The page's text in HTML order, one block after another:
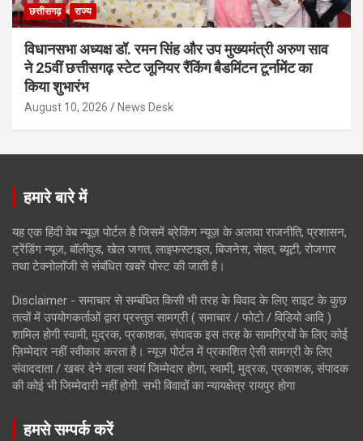
छत्तीसगढ़ राज्य
विधानसभा अध्यक्ष डॉ. रमन सिंह और उप मुख्यमंत्री अरुण साव
ने 25वीं छत्तीसगढ़ स्टेट जूनियर रैंकिंग बैडमिंटन टूर्नामेंट का
किया शुभारंभ
August 10, 2026 News Desk
हमारे बारे में
यह एक हिंदी वेब न्यूज़ पोर्टल है जिसमें ब्रेकिंग न्यूज़ के अलावा राजनीति, प्रशासन,
ट्रेंडिंग न्यूज, बॉलीवुड, खेल जगत, लाइफस्टाइल, बिजनेस, सेहत, ब्यूटी, रोजगार
तथा टेक्नोलॉजी से संबंधित खबरें पोस्ट की जाती है।
Disclaimer - समाचार से सम्बंधित किसी भी तरह के विवाद के लिए साइट के कुछ
तत्वों में उपयोगकर्ताओं द्वारा प्रस्तुत सामग्री ( समाचार / फोटो / विडियो आदि )
शामिल होगी स्वामी, मुद्रक, प्रकाशक, संपादक इस तरह के सामग्रियों के लिए कोई
ज़िम्मेदार नहीं स्वीकार करता है। न्यूज़ पोर्टल में प्रकाशित ऐसी सामग्री के लिए
संवाददाता / खबर देने वाला स्वयं जिम्मेदार होगा, स्वामी, मुद्रक, प्रकाशक, संपादक
की कोई भी जिम्मेदारी नहीं होगी. सभी विवादों का न्यायक्षेत्र रायपुर होगा
हमसे सम्पर्क करें